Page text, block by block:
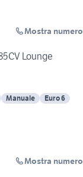
Mostra numero
Lounge
Manuale Euro 6
Mostra numero